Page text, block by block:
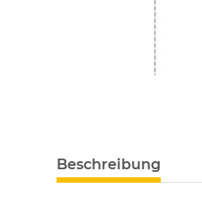
Beschreibung